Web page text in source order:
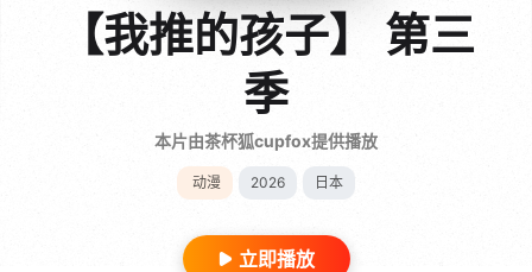
【我推的孩子】 第三
季
本片由茶杯狐cupfox提供播放
动漫 2026 日本
立即播放